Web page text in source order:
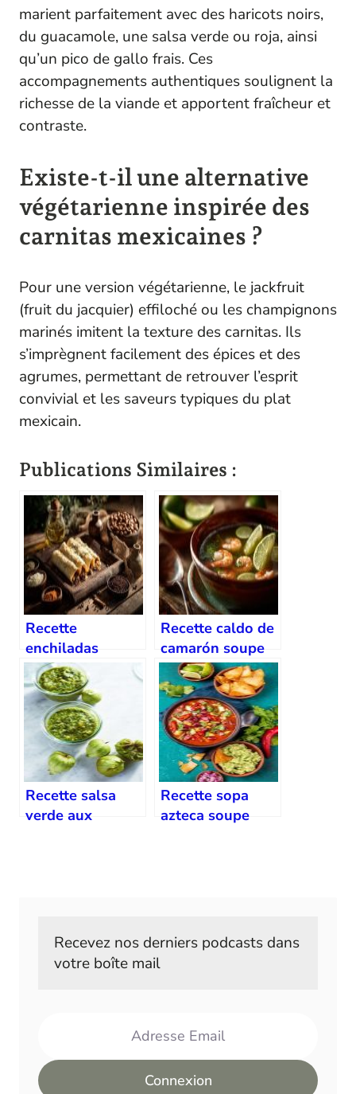
marient parfaitement avec des haricots noirs,
du guacamole, une salsa verde ou roja, ainsi
qu’un pico de gallo frais. Ces
accompagnements authentiques soulignent la
richesse de la viande et apportent fraîcheur et
contraste.
Existe-t-il une alternative
végétarienne inspirée des
carnitas mexicaines ?
Pour une version végétarienne, le jackfruit
(fruit du jacquier) effiloché ou les champignons
marinés imitent la texture des carnitas. Ils
s’imprègnent facilement des épices et des
agrumes, permettant de retrouver l’esprit
convivial et les saveurs typiques du plat
mexicain.
Publications Similaires :
Recette
enchiladas
rouges à la sauce
piment
Recette caldo de
camarón soupe
de crevettes
Recette salsa
verde aux
Recette sopa
azteca soupe
Recevez nos derniers podcasts dans
votre boîte mail
Adresse Email
Connexion